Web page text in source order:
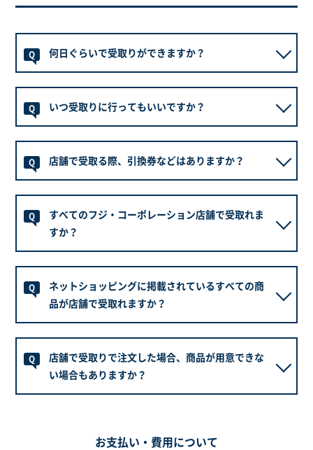
Q 何日ぐらいで受取りができますか？
店舗に在庫がある場合は、1～2日程、別倉庫等からお
取り寄せとなる場合は、ご注文確定から3～4日程での
ご準備となります。
在庫状況により前後する可能性がございますので、商
品手配前に一度お客様へ納期のご連絡をさせていただ
きます。
Q いつ受取りに行ってもいいですか？
商品のお渡しの準備が整い次第、再度ご連絡させてい
ただきます。
在庫のある商品の場合、長期間のお取り置きはできか
ねましたので、ご連絡より1週間程度でお受取りいただ
きますようお願いいたします。
Q 店舗で受取る際、引換券などはありますか？
引換券はございません。注文受付番号(オーダーID)を
お控え頂き、店舗へご来店ください。
名前の
ご本人様に限らせていただきます。ご本人確認のた
め、運転免許証などの顔写真付き身分証明書のご提示
ください。
Q
すべてのフジ・コーポレーション店舗で受取れま
すか？
全店舗でお受取りが可能でございます。(ワインショッ
プフジを除く)
店舗により一部商品のお取り寄せが出来ない場合がご
が出来ない場合がございます。 ご選択が出来ない店舗
につきましては一時サービスを停止しておりますの
で、予めご了承ください。詳しくはHPの各店舗案内も
しくは各店舗へお問い合わせください。
Q
ネットショッピングに掲載されているすべての商
品が店舗で受取れますか？
店舗受取り対象外の商品も一部ございます。詳しくは
お問い合わせください。
尚、当社店舗では、タイヤ・ホイール以外のお取付け
Q
店舗で受取りで注文した場合、商品が用意できな
い場合もありますか？
お取り寄せとなる商品の場合は、メーカーが一時欠品
お支払い・費用について